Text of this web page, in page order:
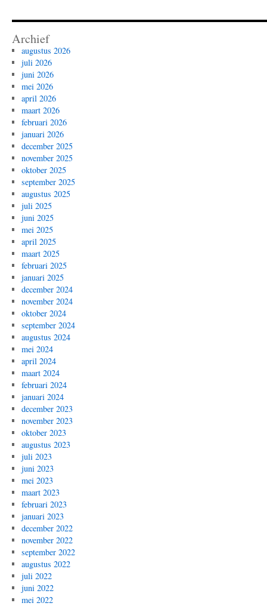
Archief
augustus 2026
juli 2026
juni 2026
mei 2026
april 2026
maart 2026
februari 2026
januari 2026
december 2025
november 2025
oktober 2025
september 2025
augustus 2025
juli 2025
juni 2025
mei 2025
april 2025
maart 2025
februari 2025
januari 2025
december 2024
november 2024
oktober 2024
september 2024
augustus 2024
mei 2024
april 2024
maart 2024
februari 2024
januari 2024
december 2023
november 2023
oktober 2023
augustus 2023
juli 2023
juni 2023
mei 2023
maart 2023
februari 2023
januari 2023
december 2022
november 2022
september 2022
augustus 2022
juli 2022
juni 2022
mei 2022